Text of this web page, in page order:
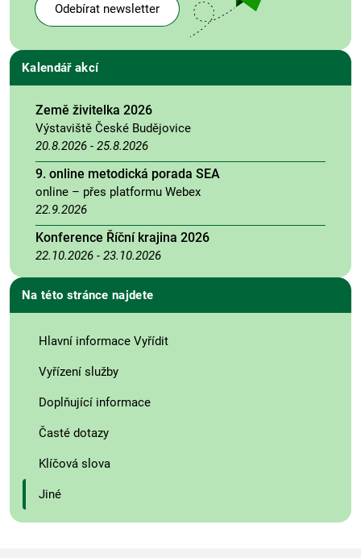
Odebírat newsletter
Kalendář akcí
Země živitelka 2026
Výstaviště České Budějovice
20.8.2026 - 25.8.2026
9. online metodická porada SEA
online – přes platformu Webex
22.9.2026
Konference Říční krajina 2026
22.10.2026 - 23.10.2026
Na této stránce najdete
Hlavní informace Vyřídit
Vyřízení služby
Doplňující informace
Časté dotazy
Klíčová slova
Jiné